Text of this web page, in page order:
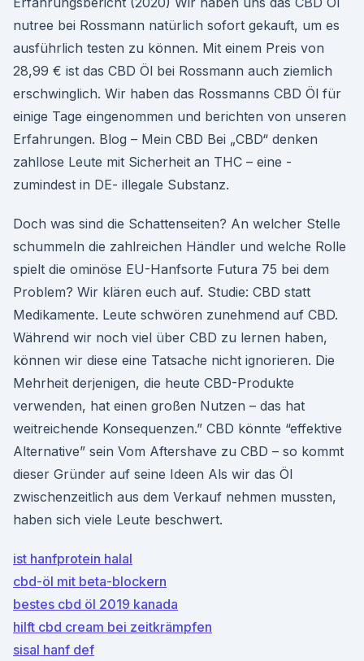
nutree bei Rossmann natürlich sofort gekauft, um es
ausführlich testen zu können. Mit einem Preis von
28,99 € ist das CBD Öl bei Rossmann auch ziemlich
erschwinglich. Wir haben das Rossmanns CBD Öl für
einige Tage eingenommen und berichten von unseren
Erfahrungen. Blog – Mein CBD Bei „CBD“ denken
zahllose Leute mit Sicherheit an THC – eine -
zumindest in DE- illegale Substanz.
Doch was sind die Schattenseiten? An welcher Stelle
schummeln die zahlreichen Händler und welche Rolle
spielt die ominöse EU-Hanfsorte Futura 75 bei dem
Problem? Wir klären euch auf. Studie: CBD statt
Medikamente. Leute schwören zunehmend auf CBD.
Während wir noch viel über CBD zu lernen haben,
können wir diese eine Tatsache nicht ignorieren. Die
Mehrheit derjenigen, die heute CBD-Produkte
verwenden, hat einen großen Nutzen – das hat
weitreichende Konsequenzen.” CBD könnte “effektive
Alternative” sein Vom Aftershave zu CBD – so kommt
dieser Gründer auf seine Ideen Als wir das Öl
zwischenzeitlich aus dem Verkauf nehmen mussten,
haben sich viele Leute beschwert.
ist hanfprotein halal
cbd-öl mit beta-blockern
bestes cbd öl 2019 kanada
hilft cbd cream bei zeitkrämpfen
sisal hanf def